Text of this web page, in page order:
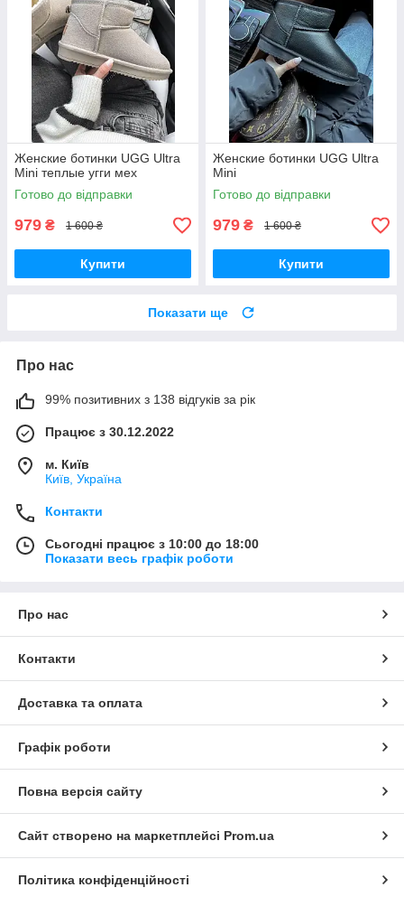
Женские ботинки UGG Ultra
Mini теплые угги мех
Готово до відправки
979 ₴ 1 600 ₴
Купити
Женские ботинки UGG Ultra
Mini
Готово до відправки
979 ₴ 1 600 ₴
Купити
Показати ще
Про нас
99% позитивних з 138 відгуків за рік
Працює з 30.12.2022
м. Київ
Київ, Україна
Контакти
Сьогодні працює з 10:00 до 18:00
Показати весь графік роботи
Про нас
Контакти
Доставка та оплата
Графік роботи
Повна версія сайту
Сайт створено на маркетплейсі Prom.ua
Політика конфіденційності